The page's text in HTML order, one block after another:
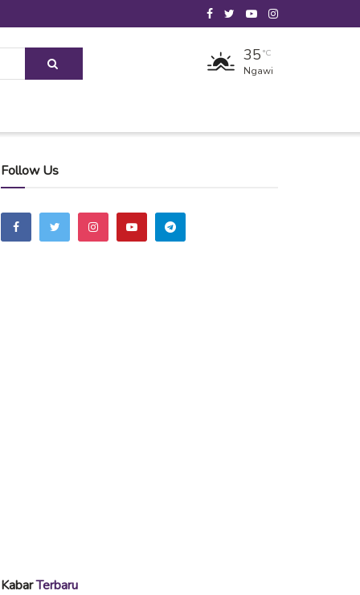
35 °C
Ngawi
Follow Us
KabarTerbaru